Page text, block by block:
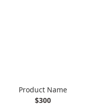
Product Name
$300